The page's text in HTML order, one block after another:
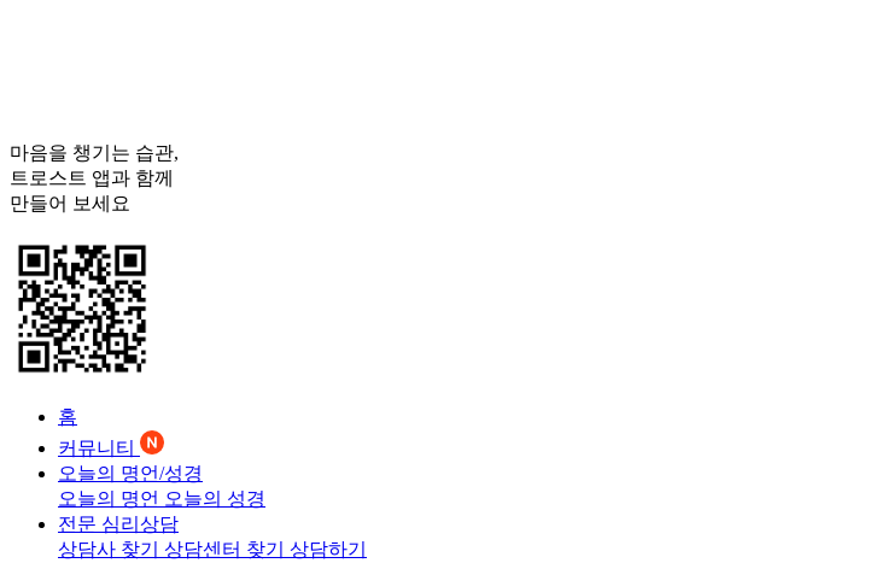
마음을 챙기는 습관,
트로스트 앱과 함께
만들어 보세요
홈
커뮤니티
오늘의 명언/성경
오늘의 명언 오늘의 성경
전문 심리상담
상담사 찾기 상담센터 찾기 상담하기